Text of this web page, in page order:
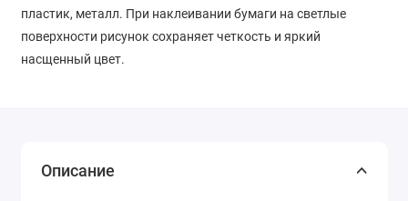
пластик, металл. При наклеивании бумаги на светлые
поверхности рисунок сохраняет четкость и яркий
насщенный цвет.
Описание